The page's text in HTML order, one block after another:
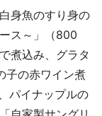
身魚のすり身の
ス～」（800
煮込み、グラタ
子の赤ワイン煮
パイナップルの